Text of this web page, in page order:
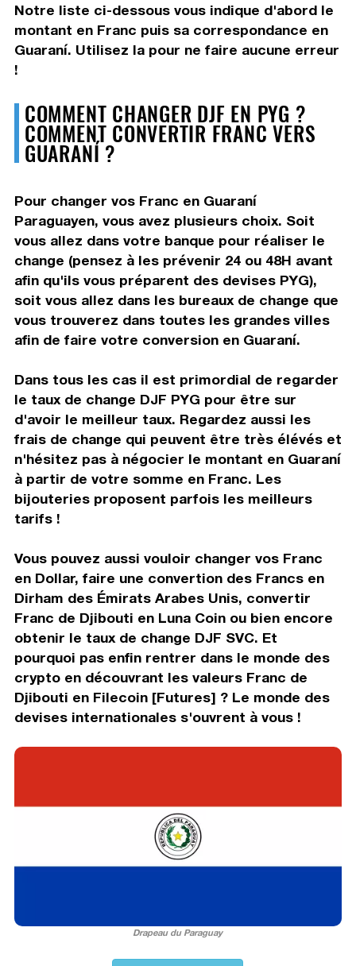
Notre liste ci-dessous vous indique d'abord le
montant en Franc puis sa correspondance en
Guaraní. Utilisez la pour ne faire aucune erreur
!
COMMENT CHANGER DJF EN PYG ?
COMMENT CONVERTIR FRANC VERS
GUARANÍ ?
Pour changer vos Franc en Guaraní
Paraguayen, vous avez plusieurs choix. Soit
vous allez dans votre banque pour réaliser le
change (pensez à les prévenir 24 ou 48H avant
afin qu'ils vous préparent des devises PYG),
soit vous allez dans les bureaux de change que
vous trouverez dans toutes les grandes villes
afin de faire votre conversion en Guaraní.
Dans tous les cas il est primordial de regarder
le taux de change DJF PYG pour être sur
d'avoir le meilleur taux. Regardez aussi les
frais de change qui peuvent être très élévés et
n'hésitez pas à négocier le montant en Guaraní
à partir de votre somme en Franc. Les
bijouteries proposent parfois les meilleurs
tarifs !
Vous pouvez aussi vouloir changer vos Franc
en Dollar, faire une convertion des Francs en
Dirham des Émirats Arabes Unis, convertir
Franc de Djibouti en Luna Coin ou bien encore
obtenir le taux de change DJF SVC. Et
pourquoi pas enfin rentrer dans le monde des
crypto en découvrant les valeurs Franc de
Djibouti en Filecoin [Futures] ? Le monde des
devises internationales s'ouvrent à vous !
Drapeau du Paraguay